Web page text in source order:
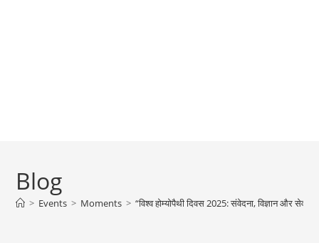
Blog
> Events > Moments > “विश्व होम्योपैथी दिवस 2025: संवेदना, विज्ञान और